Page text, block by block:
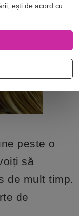
peste o
să
de mult timp.
de
ești de acord cu